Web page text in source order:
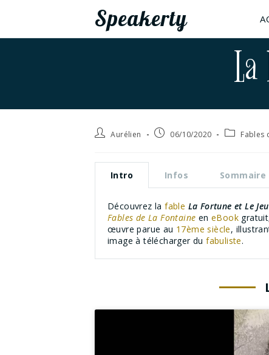
Speakerty
Aurélien 06/10/2020 Fables
Intro Infos Sommaire
Découvrez lafable La Fortune et Le
Fables de La Fontaine eneBook
œuvre parue au 17ème siècle,
image à télécharger dufabuliste.